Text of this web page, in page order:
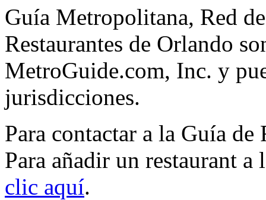
Guía Metropolitana, Red
Restaurantes de Orlando
MetroGuide.com, Inc. y
jurisdicciones.
Para contactar a la Guía de
Para añadir un restaurant
clic aquí.